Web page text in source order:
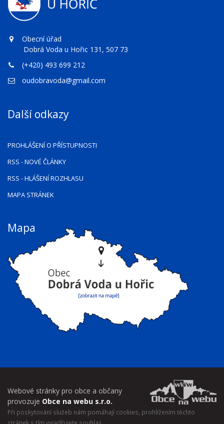
Obecní úřad
Dobrá Voda u Hořic 131, 507 73
(+420) 493 699 212
oudobravoda@gmail.com
Další odkazy
PROHLÁŠENÍ O PŘÍSTUPNOSTI
RSS - NOVÉ ČLÁNKY
RSS - HLÁŠENÍ ROZHLASU
MAPA STRÁNEK
Mapa
Webové stránky pro obce a občany
provozuje Obce na webu s.r.o.
Při poskytování služeb nám pomáhají cookies, prohlížením těchto